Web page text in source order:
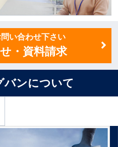
い合わせ下さい
・資料請求
バンについて